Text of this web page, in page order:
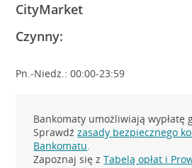
CityMarket
Czynny:
Pn.-Niedz.: 00:00-23:59
Bankomaty umożliwiają wypłatę
Sprawdźzasady bezpiecznego
Bankomatu.
Zapoznaj się zTabelą opłat i